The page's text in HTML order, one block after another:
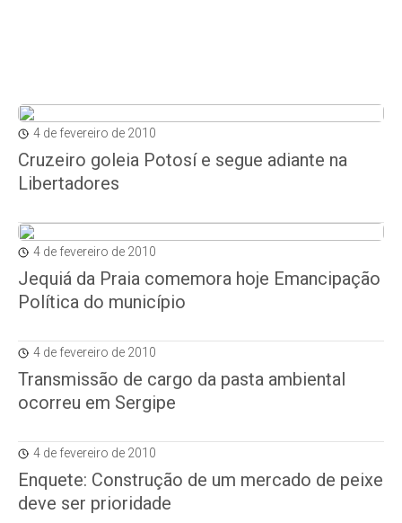
4 de fevereiro de 2010
Cruzeiro goleia Potosí e segue adiante na
Libertadores
4 de fevereiro de 2010
Jequiá da Praia comemora hoje Emancipação
Política do município
4 de fevereiro de 2010
Transmissão de cargo da pasta ambiental
ocorreu em Sergipe
4 de fevereiro de 2010
Enquete: Construção de um mercado de peixe
deve ser prioridade